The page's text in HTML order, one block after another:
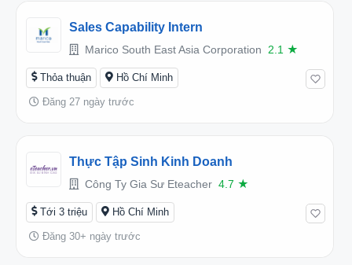
Sales Capability Intern
Marico South East Asia Corporation 2.1 ★
Thỏa thuận Hồ Chí Minh
Đăng 27 ngày trước
Thực Tập Sinh Kinh Doanh
Công Ty Gia Sư Eteacher 4.7 ★
Tới 3 triệu Hồ Chí Minh
Đăng 30+ ngày trước